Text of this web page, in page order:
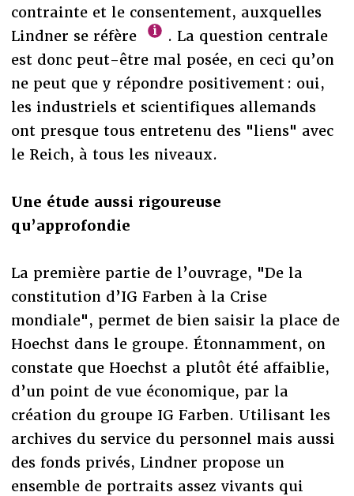
contrainte et le consentement, auxquelles
Lindner se réfère
. La question centrale
est donc peut-être mal posée, en ceci qu’on
ne peut que y répondre positivement : oui,
les industriels et scientifiques allemands
ont presque tous entretenu des "liens" avec
le Reich, à tous les niveaux.
Une étude aussi rigoureuse
qu’approfondie
La première partie de l’ouvrage, "De la
constitution d’IG Farben à la Crise
mondiale", permet de bien saisir la place de
Hoechst dans le groupe. Étonnamment, on
constate que Hoechst a plutôt été affaiblie,
d’un point de vue économique, par la
création du groupe IG Farben. Utilisant les
archives du service du personnel mais aussi
des fonds privés, Lindner propose un
ensemble de portraits assez vivants qui